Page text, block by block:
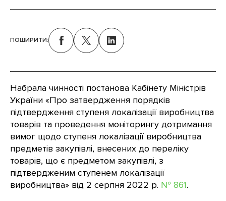
Набрала чинності постанова Кабінету Міністрів
України «Про затвердження порядків
підтвердження ступеня локалізації виробництва
товарів та проведення моніторингу дотримання
вимог щодо ступеня локалізації виробництва
предметів закупівлі, внесених до переліку
товарів, що є предметом закупівлі, з
підтвердженим ступенем локалізації
виробництва» від 2 серпня 2022 р. № 861.
ПОШИРИТИ: